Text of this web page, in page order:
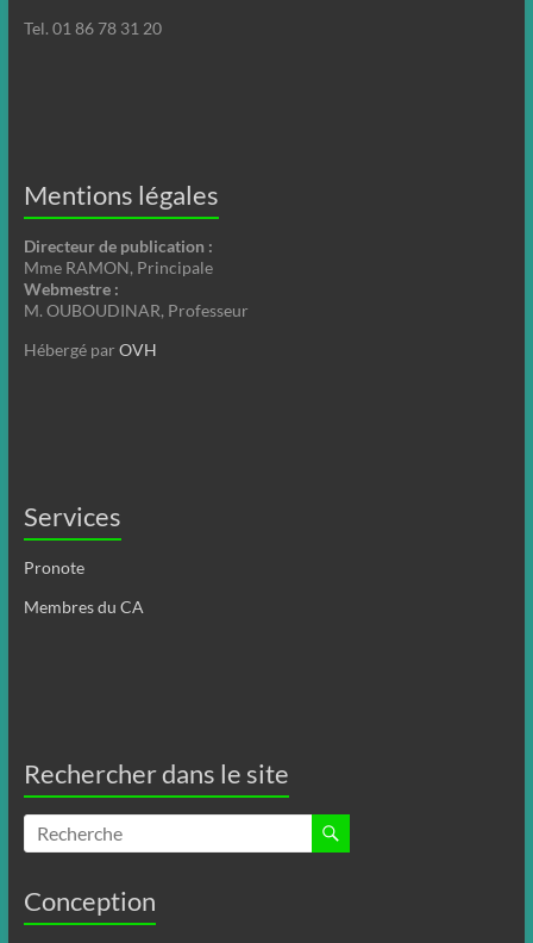
Tel. 01 86 78 31 20
Mentions légales
Directeur de publication :
Mme RAMON, Principale
Webmestre :
M. OUBOUDINAR, Professeur
Hébergé par OVH
Services
Pronote
Membres du CA
Rechercher dans le site
Conception